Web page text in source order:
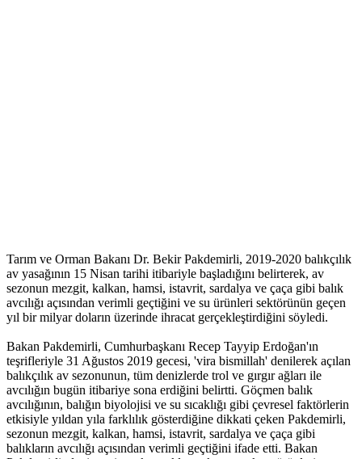
Tarım ve Orman Bakanı Dr. Bekir Pakdemirli, 2019-2020 balıkçılık
av yasağının 15 Nisan tarihi itibariyle başladığını belirterek, av
sezonun mezgit, kalkan, hamsi, istavrit, sardalya ve çaça gibi balık
avcılığı açısından verimli geçtiğini ve su ürünleri sektörünün geçen
yıl bir milyar doların üzerinde ihracat gerçekleştirdiğini söyledi.
Bakan Pakdemirli, Cumhurbaşkanı Recep Tayyip Erdoğan'ın
teşrifleriyle 31 Ağustos 2019 gecesi, 'vira bismillah' denilerek açılan
balıkçılık av sezonunun, tüm denizlerde trol ve gırgır ağları ile
avcılığın bugün itibariye sona erdiğini belirtti. Göçmen balık
avcılığının, balığın biyolojisi ve su sıcaklığı gibi çevresel faktörlerin
etkisiyle yıldan yıla farklılık gösterdiğine dikkati çeken Pakdemirli,
sezonun mezgit, kalkan, hamsi, istavrit, sardalya ve çaça gibi
balıkların avcılığı açısından verimli geçtiğini ifade etti. Bakan